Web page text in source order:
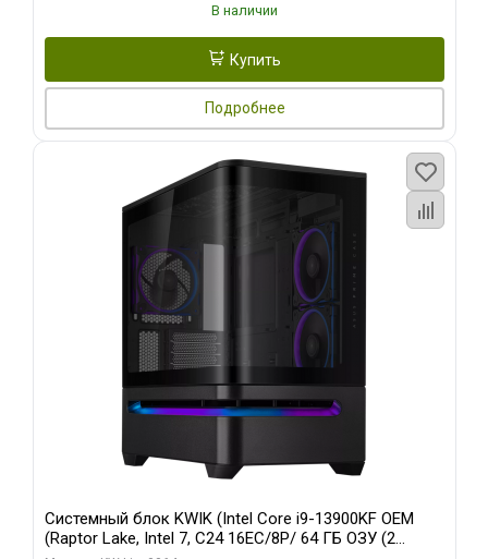
В наличии
Купить
Подробнее
Системный блок KWIK (Intel Core i9-13900KF OEM
(Raptor Lake, Intel 7, C24 16EC/8P/ 64 ГБ ОЗУ (2